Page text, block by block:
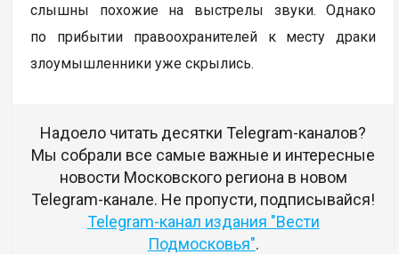
слышны похожие на выстрелы звуки. Однако
по прибытии правоохранителей к месту драки
злоумышленники уже скрылись.
Надоело читать десятки Telegram-каналов?
Мы собрали все самые важные и интересные
новости Московского региона в новом
Telegram-канале. Не пропусти, подписывайся!
Telegram-канал издания "Вести
Подмосковья".